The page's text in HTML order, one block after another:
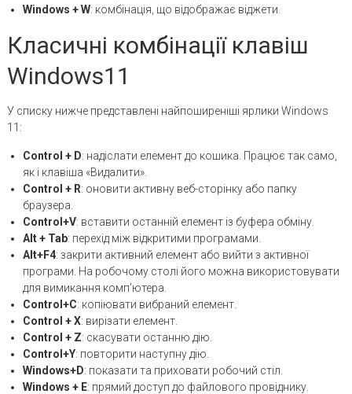
Windows +W: комбінація, що відображає віджети.
Класичні комбінації клавіш
Windows11
У списку нижче представлені найпоширеніші ярлики Windows
11:
Control + D: надіслати елемент до кошика. Працює так само,
як і клавіша «Видалити».
Control + R: оновити активну веб-сторінку або папку
браузера.
Control +V: вставити останній елемент із буфера обміну.
Alt+ Tab: перехід між відкритими програмами.
Alt+F4: закрити активний елемент або вийти з активної
програми. На робочому столі його можна використовувати
для вимикання комп’ютера.
Control +C: копіювати вибраний елемент.
Control + X: вирізати елемент.
Control + Z: скасувати останню дію.
Control +Y: повторити наступну дію.
Windows+D: показати та приховати робочий стіл.
Windows + E: прямий доступ до файлового провіднику.